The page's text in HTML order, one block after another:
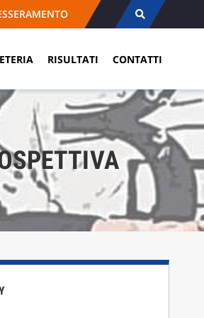
RISULTATI CONTATTI